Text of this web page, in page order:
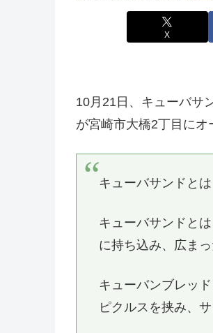
X
10月21日、キューバサ
が宮崎市大橋2丁目にオ
キューバサンドとは
キューバサンドと
に持ち込み、広ま
キューバンブレッ
ピクルスを挟み、